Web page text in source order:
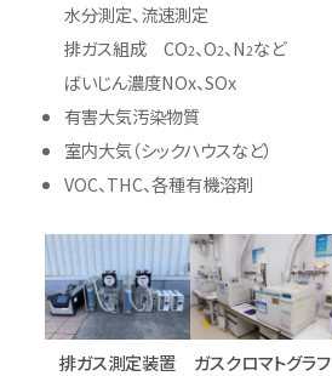
水分測定、流速測定
排ガス組成 CO2、O2、N2など
ばいじん濃度NOx、SOx
有害大気汚染物質
室内大気（シックハウスなど）
VOC、THC、各種有機溶剤
排ガス測定装置 ガスクロマトグラフ